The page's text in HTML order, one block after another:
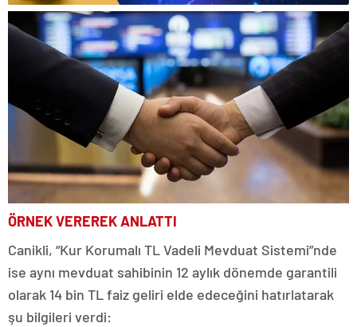
ÖRNEK VEREREK ANLATTI
Canikli, “Kur Korumalı TL Vadeli Mevduat Sistemi”nde
ise aynı mevduat sahibinin 12 aylık dönemde garantili
olarak 14 bin TL faiz geliri elde edeceğini hatırlatarak
şu bilgileri verdi: